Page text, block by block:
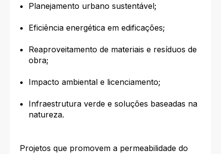
Planejamento urbano sustentável;
Eficiência energética em edificações;
Reaproveitamento de materiais e resíduos de
obra;
Impacto ambiental e licenciamento;
Infraestrutura verde e soluções baseadas na
natureza.
Projetos que promovem a permeabilidade do